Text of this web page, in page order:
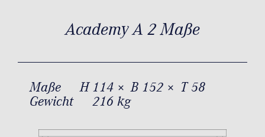
Academy A 2 Maße
Maße
H 114 × B 152 × T 58
Gewicht
216 kg